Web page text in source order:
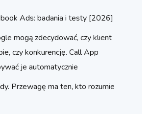
Ads: badania i testy [2026]
mogą zdecydować, czy klient
czy konkurencję. Call App
je automatycznie
Przewagę ma ten, kto rozumie